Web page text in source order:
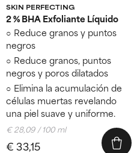
SKIN PERFECTING
2 % BHA Exfoliante Líquido
Reduce granos y puntos
negros
Reduce granos, puntos
negros y poros dilatados
Elimina la acumulación de
células muertas revelando
una piel suave y uniforme.
€ 33,15
€ 28,09 / 100 ml